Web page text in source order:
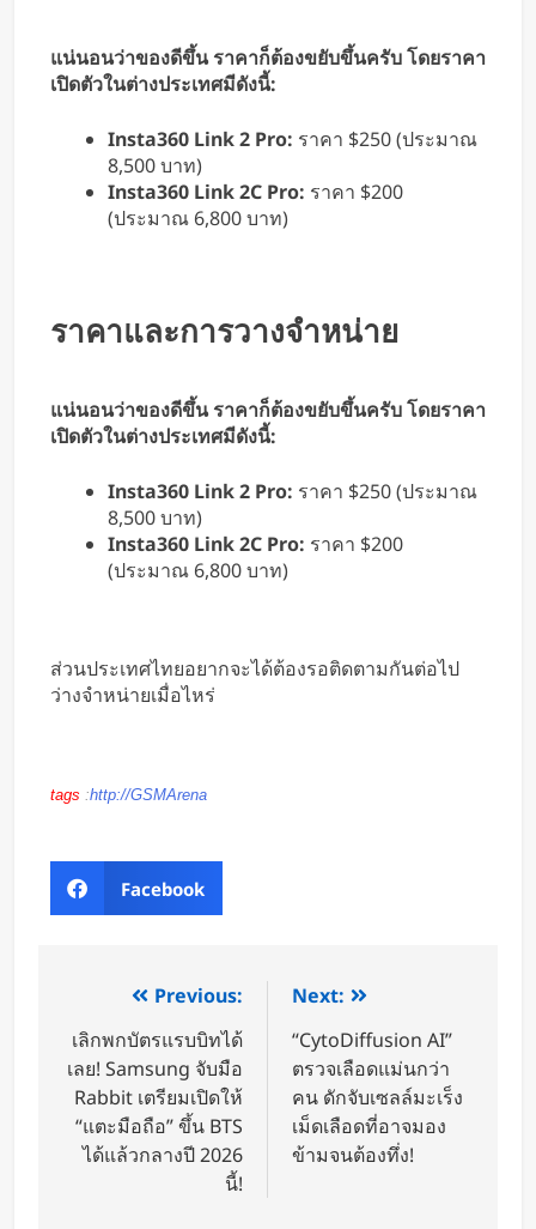
แน่นอนว่าของดีขึ้น ราคาก็ต้องขยับขึ้นครับ โดยราคา
เปิดตัวในต่างประเทศมีดังนี้:
Insta360 Link 2 Pro: ราคา $250 (ประมาณ
8,500 บาท)
Insta360 Link 2C Pro: ราคา $200
(ประมาณ 6,800 บาท)
ราคาและการวางจำหน่าย
แน่นอนว่าของดีขึ้น ราคาก็ต้องขยับขึ้นครับ โดยราคา
เปิดตัวในต่างประเทศมีดังนี้:
Insta360 Link 2 Pro: ราคา $250 (ประมาณ
8,500 บาท)
Insta360 Link 2C Pro: ราคา $200
(ประมาณ 6,800 บาท)
ส่วนประเทศไทยอยากจะได้ต้องรอติดตามกันต่อไป
ว่างจำหน่ายเมื่อไหร่
tags :http://GSMArena
Facebook
Previous:
เลิกพกบัตรแรบบิทได้
เลย! Samsung จับมือ
Rabbit เตรียมเปิดให้
“แตะมือถือ” ขึ้น BTS
ได้แล้วกลางปี 2026
นี้!
Next:
“CytoDiffusion AI”
ตรวจเลือดแม่นกว่า
คน ดักจับเซลล์มะเร็ง
เม็ดเลือดที่อาจมอง
ข้ามจนต้องทึ่ง!